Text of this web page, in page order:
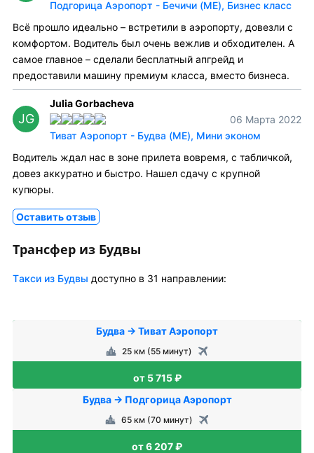
Подгорица Аэропорт - Бечичи (ME), Бизнес класс
Всё прошло идеально – встретили в аэропорту, довезли с
комфортом. Водитель был очень вежлив и обходителен. А
самое главное – сделали бесплатный апгрейд и
предоставили машину премиум класса, вместо бизнеса.
JG
Julia Gorbacheva
06 Марта 2022
Тиват Аэропорт - Будва (ME), Мини эконом
Водитель ждал нас в зоне прилета вовремя, с табличкой,
довез аккуратно и быстро. Нашел сдачу с крупной
купюры.
Оставить отзыв
Трансфер из Будвы
Tакси из Будвы доступно в 31 направлении:
Будва → Тиват Аэропорт
25 км (55 минут)
от 5 715 ₽
Будва → Подгорица Аэропорт
65 км (70 минут)
от 6 207 ₽